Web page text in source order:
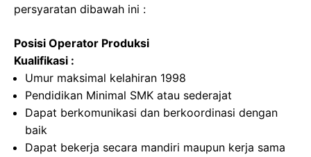
persyaratan dibawah ini :
Posisi Operator Produksi
Kualifikasi :
Umur maksimal kelahiran 1998
Pendidikan Minimal SMK atau sederajat
Dapat berkomunikasi dan berkoordinasi dengan
baik
Dapat bekerja secara mandiri maupun kerja sama